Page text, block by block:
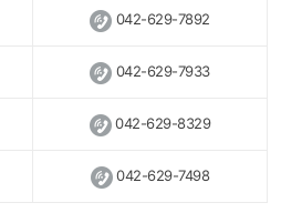
042-629-7892
042-629-7933
042-629-8329
042-629-7498